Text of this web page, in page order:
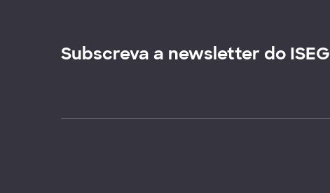
Subscreva a newsletter do ISEG